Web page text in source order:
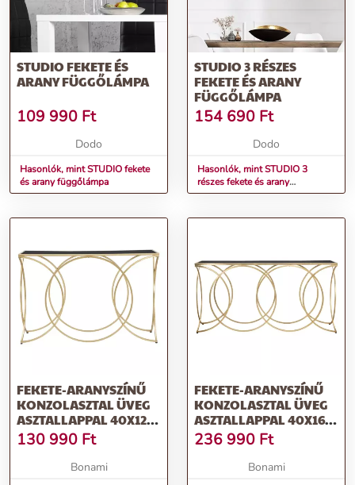
STUDIO FEKETE ÉS
ARANY FÜGGŐLÁMPA
109 990 Ft
Dodo
Hasonlók, mint STUDIO fekete
és arany függőlámpa
STUDIO 3 RÉSZES
FEKETE ÉS ARANY
FÜGGŐLÁMPA
154 690 Ft
Dodo
Hasonlók, mint STUDIO 3
részes fekete és arany
függőlámpa
FEKETE-ARANYSZÍNŰ
KONZOLASZTAL ÜVEG
ASZTALLAPPAL 40X120
CM INFINITY – MAURO
FERRETTI
130 990 Ft
Bonami
FEKETE-ARANYSZÍNŰ
KONZOLASZTAL ÜVEG
ASZTALLAPPAL 40X160
CM INFINITY – MAURO
FERRETTI
236 990 Ft
Bonami